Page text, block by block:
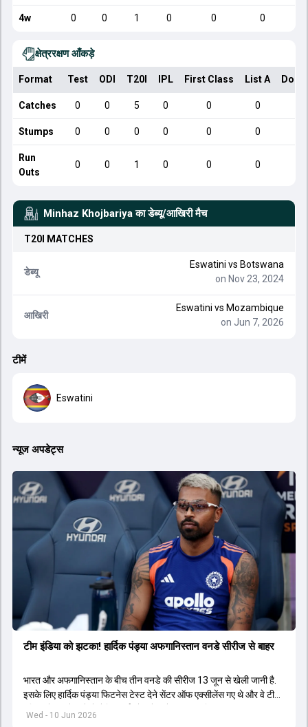
4w 0 0 1 0 0 0
क्षेत्ररक्षण आँकड़े
Format Test ODI T20I IPL First Class List A
Catches 0 0 5 0 0 0
Stumps 0 0 0 0 0 0
Run
Outs
0 0 1 0 0 0
Minhaz Khojbariya का डेब्यू/आखिरी मैच
T20I MATCHES
डेब्यू
Eswatini vs Botswana
on Nov 23, 2024
आखिरी
Eswatini vs Mozambique
on Jun 7, 2026
टीमें
Eswatini
न्यूज अपडेट्स
Wed - 10 Jun 2026
टीम इंडिया को झटका! हार्दिक पंड्या अफगानिस्तान वनडे सीरीज से बाहर
भारत और अफगानिस्तान के बीच तीन वनडे की सीरीज 13 जून से खेली जानी है.
इसके लिए हार्दिक पंड्या फिटनेस टेस्ट देने सेंटर ऑफ एक्सीलेंस गए थे और वे टीम
इंडिया से जुड़ने वाले थे लेकिन नई चोट से उन्हें बाहर कर दिया.